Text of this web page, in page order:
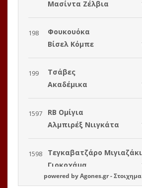
powered byAgones.gr-Στοιχημα